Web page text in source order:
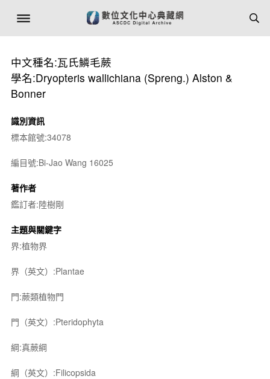
中文種名:瓦氏鱗毛蕨
學名:Dryopteris wallichiana (Spreng.) Alston &
Bonner
識別資訊
標本館號:34078
編目號:Bi-Jao Wang 16025
著作者
鑑訂者:陸樹剛
主題與關鍵字
界:植物界
界（英文）:Plantae
門:蕨類植物門
門（英文）:Pteridophyta
綱:真蕨綱
綱（英文）:Filicopsida